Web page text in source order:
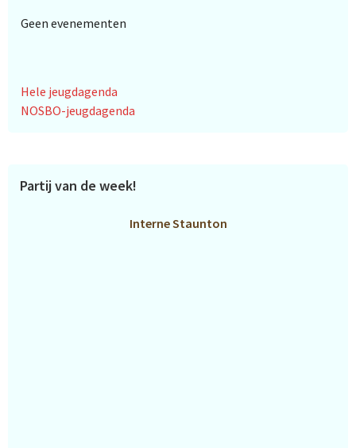
Geen evenementen
Hele jeugdagenda
NOSBO-jeugdagenda
Partij van de week!
Interne Staunton